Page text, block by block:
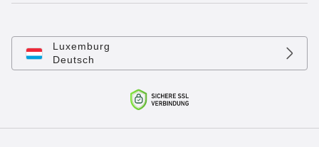
Luxemburg
Deutsch